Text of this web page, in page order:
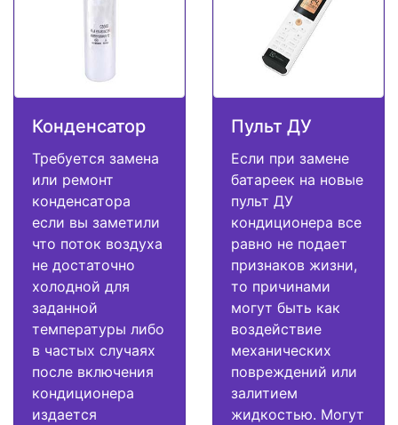
Конденсатор
Требуется замена
или ремонт
конденсатора
если вы заметили
что поток воздуха
не достаточно
холодной для
заданной
температуры либо
в частых случаях
после включения
кондиционера
издается
Пульт ДУ
Если при замене
батареек на новые
пульт ДУ
кондиционера все
равно не подает
признаков жизни,
то причинами
могут быть как
воздействие
механических
повреждений или
залитием
жидкостью. Могут